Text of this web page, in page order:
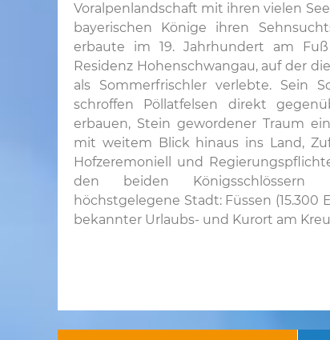
Voralpenlandschaft mit ihren vielen
bayerischen Könige ihren
erbaute im 19. Jahrhundert am
Residenz Hohenschwangau, auf der
als Sommerfrischler verlebte. Sein
schroffen Pöllatfelsen direkt
erbauen, Stein gewordener Traum
mit weitem Blick hinaus ins Land,
Hofzeremoniell und
den beiden
höchstgelegene Stadt: Füssen (15.300
bekannter Urlaubs- und Kurort am